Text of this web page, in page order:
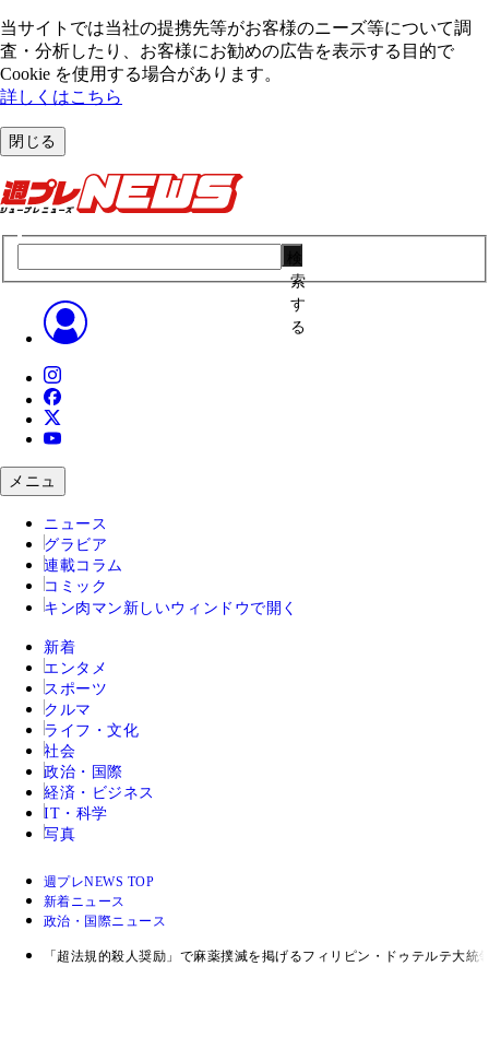
当サイトでは当社の提携先等がお客様のニーズ等について調
査・分析したり、お客様にお勧めの広告を表⽰する⽬的で
Cookie を使⽤する場合があります。
詳しくはこちら
閉じる
索
す
る
メニュ
ニュース
グラビア
連載コラム
コミック
キン肉マン 新しいウィンドウで開く
新着
エンタメ
スポーツ
クルマ
ライフ・文化
社会
政治・国際
経済・ビジネス
IT・科学
写真
週プレNEWS TOP
新着ニュース
政治・国際ニュース
「超法規的殺人奨励」で麻薬撲滅を掲げるフィリピン・ドゥテルテ大